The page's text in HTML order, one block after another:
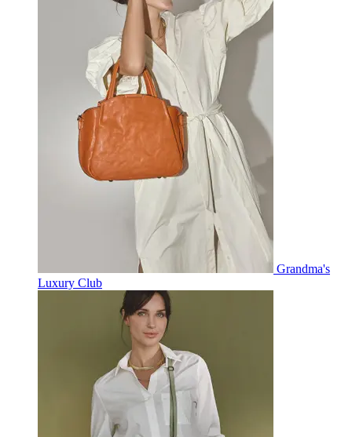
Grandma's
Luxury Club